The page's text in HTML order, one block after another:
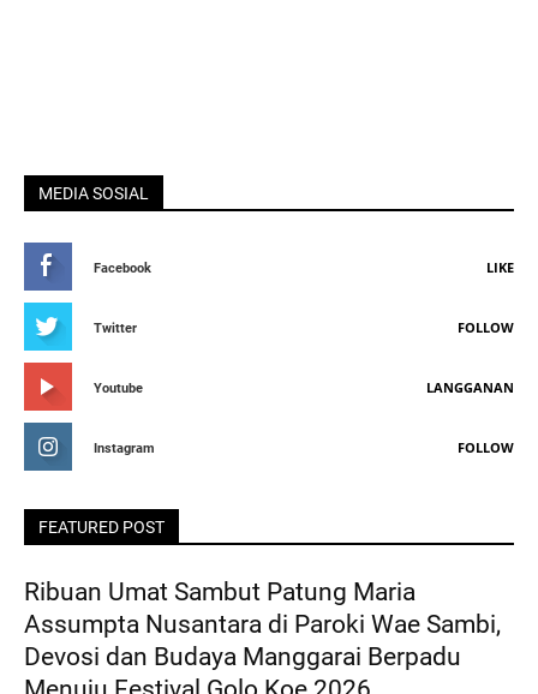
MEDIA SOSIAL
Facebook LIKE
Twitter FOLLOW
Youtube LANGGANAN
Instagram FOLLOW
FEATURED POST
Ribuan Umat Sambut Patung Maria
Assumpta Nusantara di Paroki Wae Sambi,
Devosi dan Budaya Manggarai Berpadu